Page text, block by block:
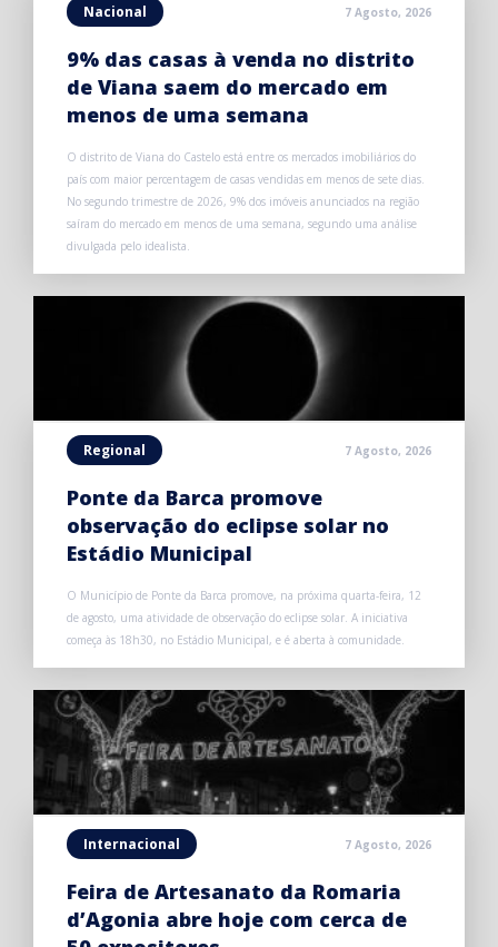
Nacional 7 Agosto, 2026
9% das casas à venda no distrito
de Viana saem do mercado em
menos de uma semana
O distrito de Viana do Castelo está entre os mercados imobiliários do
país com maior percentagem de casas vendidas em menos de sete dias.
No segundo trimestre de 2026, 9% dos imóveis anunciados na região
saíram do mercado em menos de uma semana, segundo uma análise
divulgada pelo idealista.
Regional 7 Agosto, 2026
Ponte da Barca promove
observação do eclipse solar no
Estádio Municipal
O Município de Ponte da Barca promove, na próxima quarta-feira, 12
de agosto, uma atividade de observação do eclipse solar. A iniciativa
começa às 18h30, no Estádio Municipal, e é aberta à comunidade.
Internacional 7 Agosto, 2026
Feira de Artesanato da Romaria
d’Agonia abre hoje com cerca de